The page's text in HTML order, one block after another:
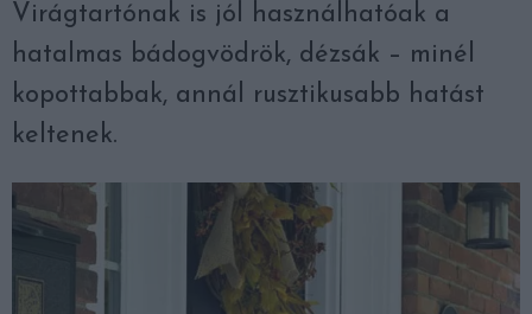
Virágtartónak is jól használhatóak a
hatalmas bádogvödrök, dézsák – minél
kopottabbak, annál rusztikusabb hatást
keltenek.